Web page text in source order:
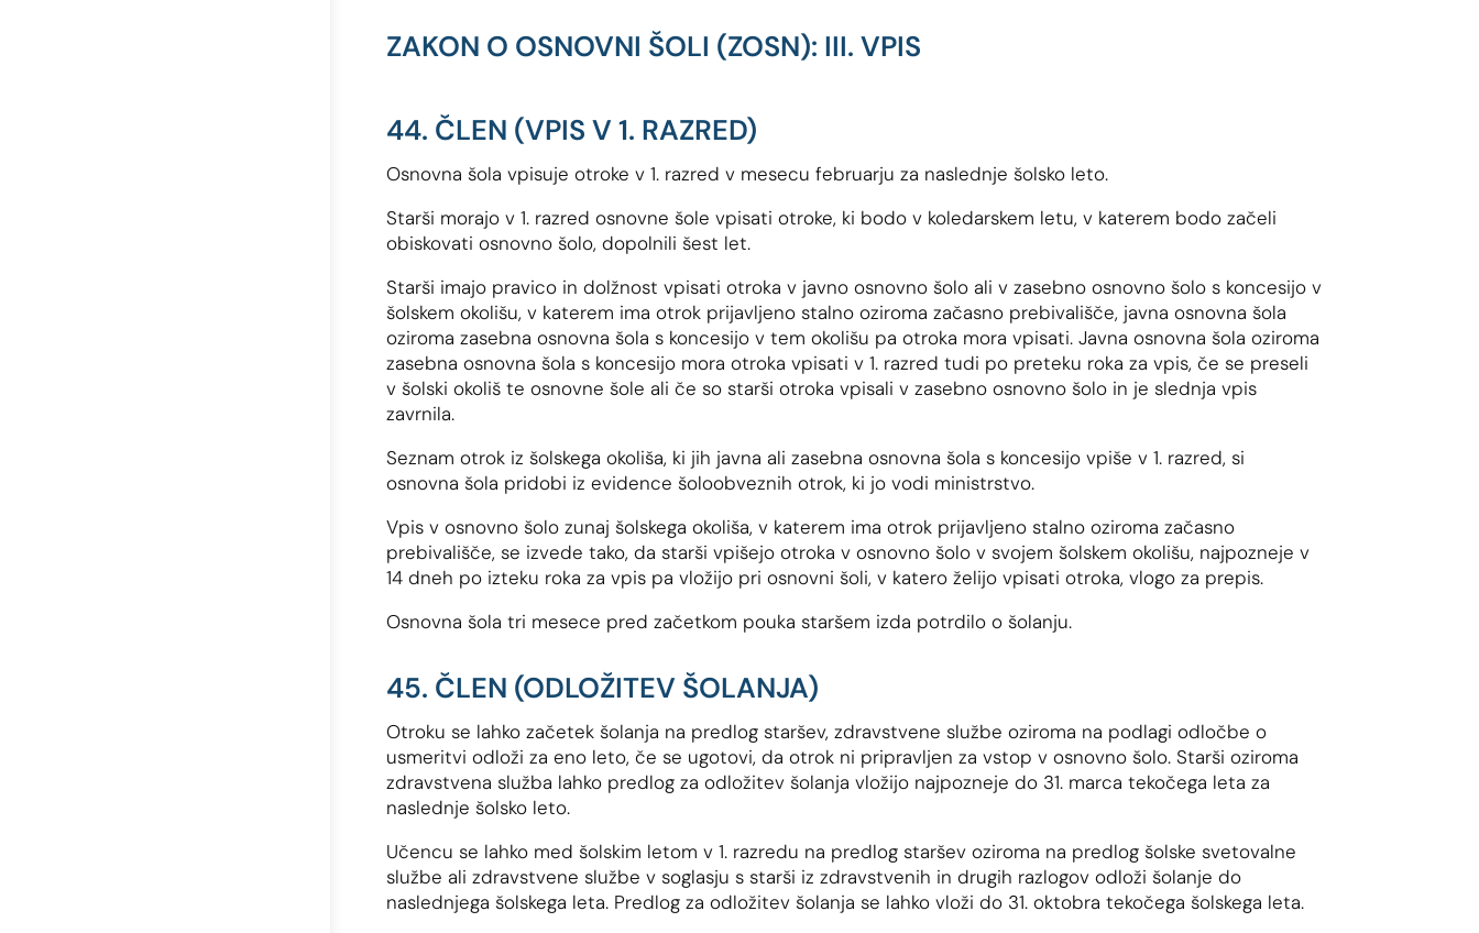
ZAKON O OSNOVNI ŠOLI (ZOSN): III. VPIS
44. ČLEN (VPIS V 1. RAZRED)
Osnovna šola vpisuje otroke v 1. razred v mesecu februarju za naslednje šolsko leto.
Starši morajo v 1. razred osnovne šole vpisati otroke, ki bodo v koledarskem letu, v katerem bodo začeli
obiskovati osnovno šolo, dopolnili šest let.
Starši imajo pravico in dolžnost vpisati otroka v javno osnovno šolo ali v zasebno osnovno šolo s koncesijo v
šolskem okolišu, v katerem ima otrok prijavljeno stalno oziroma začasno prebivališče, javna osnovna šola
oziroma zasebna osnovna šola s koncesijo v tem okolišu pa otroka mora vpisati. Javna osnovna šola oziroma
zasebna osnovna šola s koncesijo mora otroka vpisati v 1. razred tudi po preteku roka za vpis, če se preseli
v šolski okoliš te osnovne šole ali če so starši otroka vpisali v zasebno osnovno šolo in je slednja vpis
zavrnila.
Seznam otrok iz šolskega okoliša, ki jih javna ali zasebna osnovna šola s koncesijo vpiše v 1. razred, si
osnovna šola pridobi iz evidence šoloobveznih otrok, ki jo vodi ministrstvo.
Vpis v osnovno šolo zunaj šolskega okoliša, v katerem ima otrok prijavljeno stalno oziroma začasno
prebivališče, se izvede tako, da starši vpišejo otroka v osnovno šolo v svojem šolskem okolišu, najpozneje v
14 dneh po izteku roka za vpis pa vložijo pri osnovni šoli, v katero želijo vpisati otroka, vlogo za prepis.
Osnovna šola tri mesece pred začetkom pouka staršem izda potrdilo o šolanju.
45. ČLEN (ODLOŽITEV ŠOLANJA)
Otroku se lahko začetek šolanja na predlog staršev, zdravstvene službe oziroma na podlagi odločbe o
usmeritvi odloži za eno leto, če se ugotovi, da otrok ni pripravljen za vstop v osnovno šolo. Starši oziroma
zdravstvena služba lahko predlog za odložitev šolanja vložijo najpozneje do 31. marca tekočega leta za
naslednje šolsko leto.
Učencu se lahko med šolskim letom v 1. razredu na predlog staršev oziroma na predlog šolske svetovalne
službe ali zdravstvene službe v soglasju s starši iz zdravstvenih in drugih razlogov odloži šolanje do
naslednjega šolskega leta. Predlog za odložitev šolanja se lahko vloži do 31. oktobra tekočega šolskega leta.